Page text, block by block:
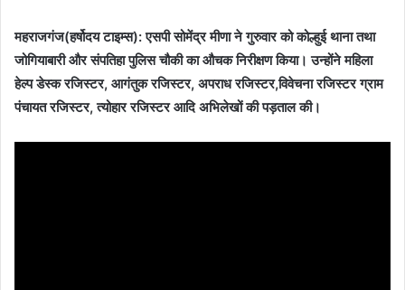
महराजगंज(हर्षोदय टाइम्स): एसपी सोमेंद्र मीणा ने गुरुवार को कोल्हुई थाना तथा
जोगियाबारी और संपतिहा पुलिस चौकी का औचक निरीक्षण किया। उन्होंने महिला
हेल्प डेस्क रजिस्टर, आगंतुक रजिस्टर, अपराध रजिस्टर,विवेचना रजिस्टर ग्राम
पंचायत रजिस्टर, त्योहार रजिस्टर आदि अभिलेखों की पड़ताल की।